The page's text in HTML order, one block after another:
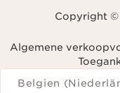
Copyright ©
Algemene
Navigeren naar
Belgien